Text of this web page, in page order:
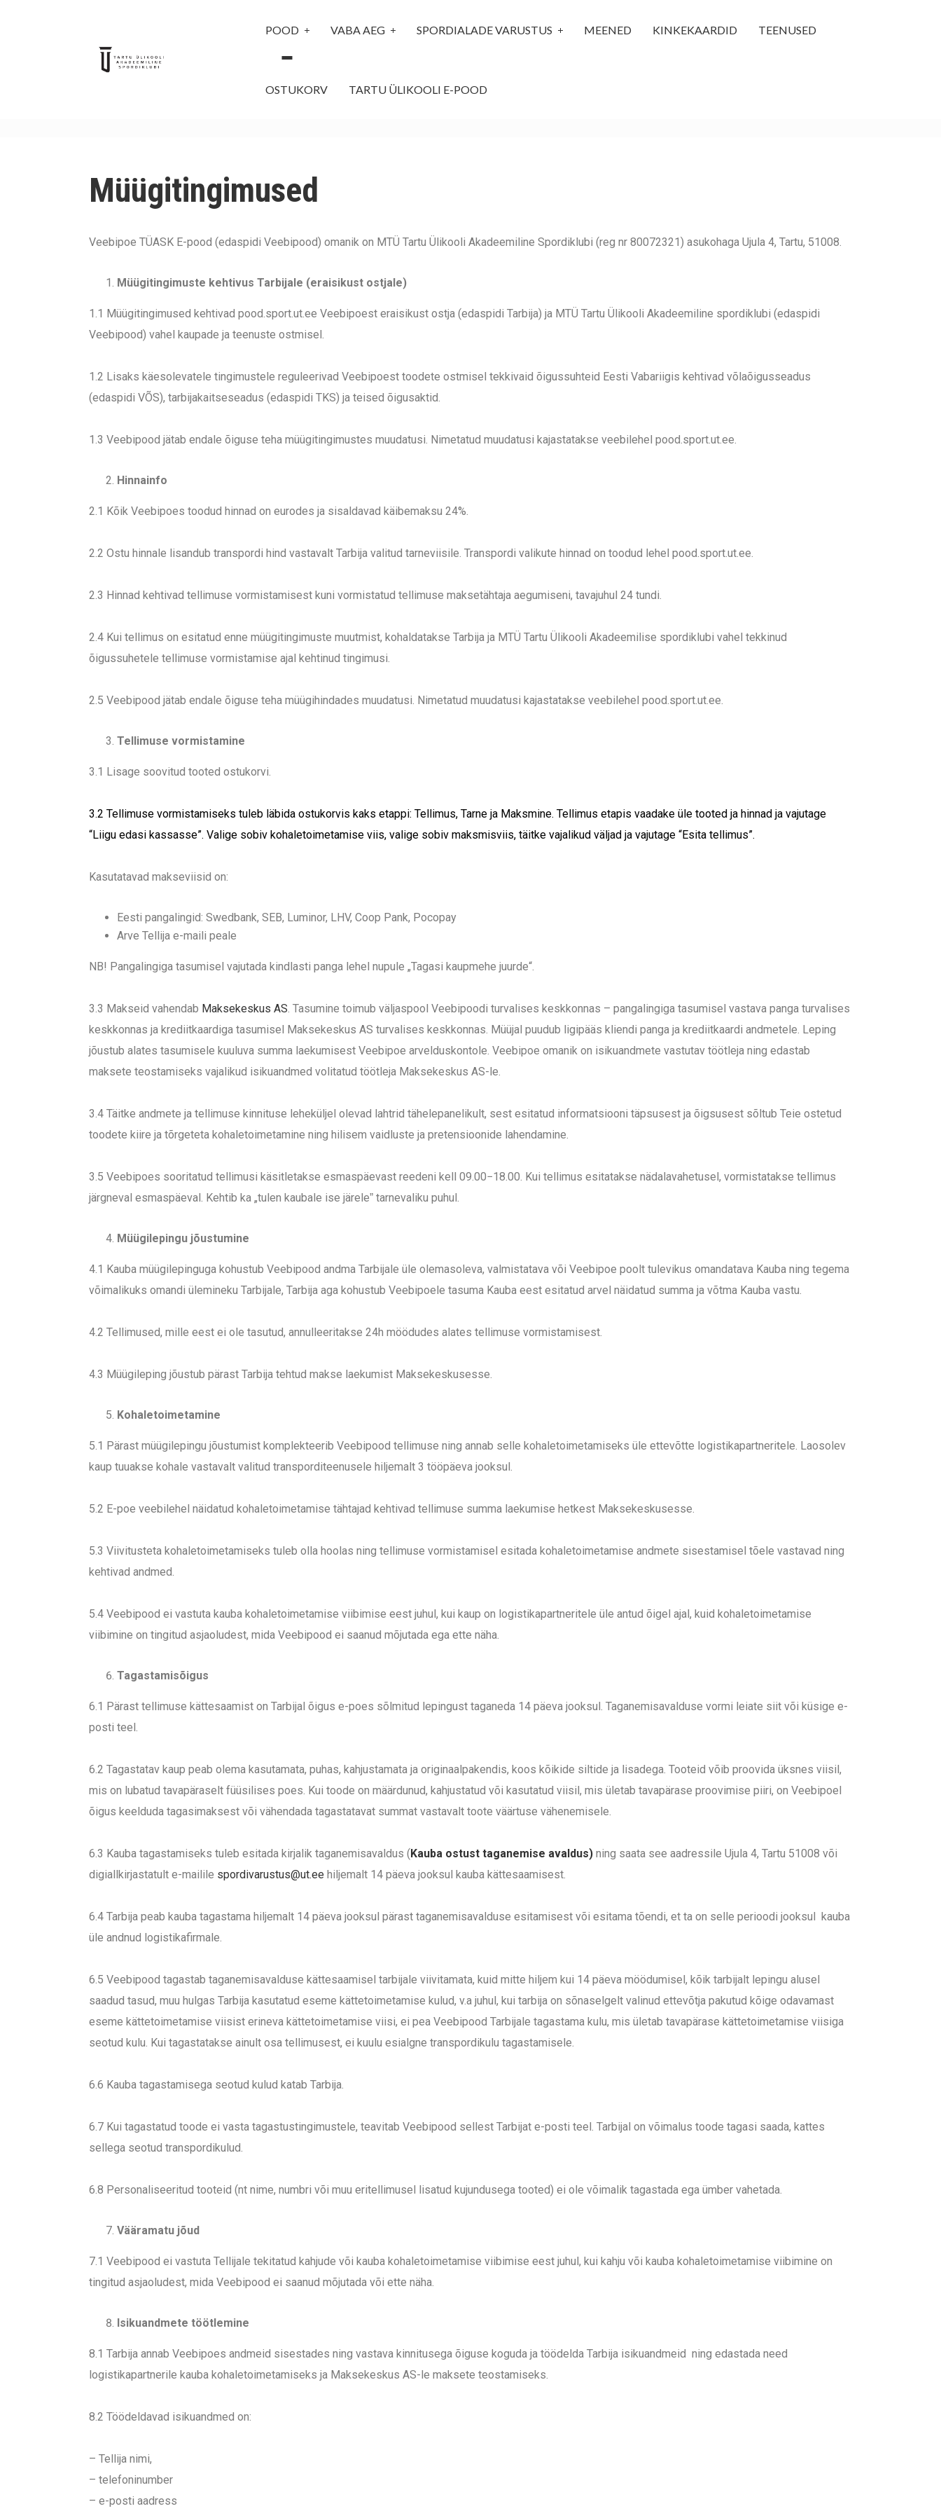
POOD VABA AEG SPORDIALADE VARUSTUS MEENED KINKEKAARDID TEENUSED
OSTUKORV TARTU ÜLIKOOLI E-POOD
Müügitingimused
Veebipoe TÜASK E-pood (edaspidi Veebipood) omanik on MTÜ Tartu Ülikooli Akadeemiline Spordiklubi (reg nr 80072321) asukohaga Ujula 4, Tartu, 51008.
Müügitingimuste kehtivus Tarbijale (eraisikust ostjale)
1.1 Müügitingimused kehtivad pood.sport.ut.ee Veebipoest eraisikust ostja (edaspidi Tarbija) ja MTÜ Tartu Ülikooli Akadeemiline spordiklubi (edaspidi
Veebipood) vahel kaupade ja teenuste ostmisel.
1.2 Lisaks käesolevatele tingimustele reguleerivad Veebipoest toodete ostmisel tekkivaid õigussuhteid Eesti Vabariigis kehtivad võlaõigusseadus
(edaspidi VÕS), tarbijakaitseseadus (edaspidi TKS) ja teised õigusaktid.
1.3 Veebipood jätab endale õiguse teha müügitingimustes muudatusi. Nimetatud muudatusi kajastatakse veebilehel pood.sport.ut.ee.
Hinnainfo
2.1 Kõik Veebipoes toodud hinnad on eurodes ja sisaldavad käibemaksu 24%.
2.2 Ostu hinnale lisandub transpordi hind vastavalt Tarbija valitud tarneviisile. Transpordi valikute hinnad on toodud lehel pood.sport.ut.ee.
2.3 Hinnad kehtivad tellimuse vormistamisest kuni vormistatud tellimuse maksetähtaja aegumiseni, tavajuhul 24 tundi.
2.4 Kui tellimus on esitatud enne müügitingimuste muutmist, kohaldatakse Tarbija ja MTÜ Tartu Ülikooli Akadeemilise spordiklubi vahel tekkinud
õigussuhetele tellimuse vormistamise ajal kehtinud tingimusi.
2.5 Veebipood jätab endale õiguse teha müügihindades muudatusi. Nimetatud muudatusi kajastatakse veebilehel pood.sport.ut.ee.
Tellimuse vormistamine
3.1 Lisage soovitud tooted ostukorvi.
3.2 Tellimuse vormistamiseks tuleb läbida ostukorvis kaks etappi: Tellimus, Tarne ja Maksmine. Tellimus etapis vaadake üle tooted ja hinnad ja vajutage
“Liigu edasi kassasse”. Valige sobiv kohaletoimetamise viis, valige sobiv maksmisviis, täitke vajalikud väljad ja vajutage “Esita tellimus”.
Kasutatavad makseviisid on:
Eesti pangalingid: Swedbank, SEB, Luminor, LHV, Coop Pank, Pocopay
Arve Tellija e-maili peale
NB! Pangalingiga tasumisel vajutada kindlasti panga lehel nupule „Tagasi kaupmehe juurde“.
3.3 Makseid vahendab Maksekeskus AS. Tasumine toimub väljaspool Veebipoodi turvalises keskkonnas – pangalingiga tasumisel vastava panga turvalises
keskkonnas ja krediitkaardiga tasumisel Maksekeskus AS turvalises keskkonnas. Müüjal puudub ligipääs kliendi panga ja krediitkaardi andmetele. Leping
jõustub alates tasumisele kuuluva summa laekumisest Veebipoe arvelduskontole. Veebipoe omanik on isikuandmete vastutav töötleja ning edastab
maksete teostamiseks vajalikud isikuandmed volitatud töötleja Maksekeskus AS-le.
3.4 Täitke andmete ja tellimuse kinnituse leheküljel olevad lahtrid tähelepanelikult, sest esitatud informatsiooni täpsusest ja õigsusest sõltub Teie ostetud
toodete kiire ja tõrgeteta kohaletoimetamine ning hilisem vaidluste ja pretensioonide lahendamine.
3.5 Veebipoes sooritatud tellimusi käsitletakse esmaspäevast reedeni kell 09.00−18.00. Kui tellimus esitatakse nädalavahetusel, vormistatakse tellimus
järgneval esmaspäeval. Kehtib ka „tulen kaubale ise järeleˮ tarnevaliku puhul.
Müügilepingu jõustumine
4.1 Kauba müügilepinguga kohustub Veebipood andma Tarbijale üle olemasoleva, valmistatava või Veebipoe poolt tulevikus omandatava Kauba ning tegema
võimalikuks omandi ülemineku Tarbijale, Tarbija aga kohustub Veebipoele tasuma Kauba eest esitatud arvel näidatud summa ja võtma Kauba vastu.
4.2 Tellimused, mille eest ei ole tasutud, annulleeritakse 24h möödudes alates tellimuse vormistamisest.
4.3 Müügileping jõustub pärast Tarbija tehtud makse laekumist Maksekeskusesse.
Kohaletoimetamine
5.1 Pärast müügilepingu jõustumist komplekteerib Veebipood tellimuse ning annab selle kohaletoimetamiseks üle ettevõtte logistikapartneritele. Laosolev
kaup tuuakse kohale vastavalt valitud transporditeenusele hiljemalt 3 tööpäeva jooksul.
5.2 E-poe veebilehel näidatud kohaletoimetamise tähtajad kehtivad tellimuse summa laekumise hetkest Maksekeskusesse.
5.3 Viivitusteta kohaletoimetamiseks tuleb olla hoolas ning tellimuse vormistamisel esitada kohaletoimetamise andmete sisestamisel tõele vastavad ning
kehtivad andmed.
5.4 Veebipood ei vastuta kauba kohaletoimetamise viibimise eest juhul, kui kaup on logistikapartneritele üle antud õigel ajal, kuid kohaletoimetamise
viibimine on tingitud asjaoludest, mida Veebipood ei saanud mõjutada ega ette näha.
Tagastamisõigus
6.1 Pärast tellimuse kättesaamist on Tarbijal õigus e-poes sõlmitud lepingust taganeda 14 päeva jooksul. Taganemisavalduse vormi leiate siit või küsige e-
posti teel.
6.2 Tagastatav kaup peab olema kasutamata, puhas, kahjustamata ja originaalpakendis, koos kõikide siltide ja lisadega. Tooteid võib proovida üksnes viisil,
mis on lubatud tavapäraselt füüsilises poes. Kui toode on määrdunud, kahjustatud või kasutatud viisil, mis ületab tavapärase proovimise piiri, on Veebipoel
õigus keelduda tagasimaksest või vähendada tagastatavat summat vastavalt toote väärtuse vähenemisele.
6.3 Kauba tagastamiseks tuleb esitada kirjalik taganemisavaldus (Kauba ostust taganemise avaldus) ning saata see aadressile Ujula 4, Tartu 51008 või
digiallkirjastatult e-mailile spordivarustus@ut.ee hiljemalt 14 päeva jooksul kauba kättesaamisest.
6.4 Tarbija peab kauba tagastama hiljemalt 14 päeva jooksul pärast taganemisavalduse esitamisest või esitama tõendi, et ta on selle perioodi jooksul kauba
üle andnud logistikafirmale.
6.5 Veebipood tagastab taganemisavalduse kättesaamisel tarbijale viivitamata, kuid mitte hiljem kui 14 päeva möödumisel, kõik tarbijalt lepingu alusel
saadud tasud, muu hulgas Tarbija kasutatud eseme kättetoimetamise kulud, v.a juhul, kui tarbija on sõnaselgelt valinud ettevõtja pakutud kõige odavamast
eseme kättetoimetamise viisist erineva kättetoimetamise viisi, ei pea Veebipood Tarbijale tagastama kulu, mis ületab tavapärase kättetoimetamise viisiga
seotud kulu. Kui tagastatakse ainult osa tellimusest, ei kuulu esialgne transpordikulu tagastamisele.
6.6 Kauba tagastamisega seotud kulud katab Tarbija.
6.7 Kui tagastatud toode ei vasta tagastustingimustele, teavitab Veebipood sellest Tarbijat e-posti teel. Tarbijal on võimalus toode tagasi saada, kattes
sellega seotud transpordikulud.
6.8 Personaliseeritud tooteid (nt nime, numbri või muu eritellimusel lisatud kujundusega tooted) ei ole võimalik tagastada ega ümber vahetada.
Vääramatu jõud
7.1 Veebipood ei vastuta Tellijale tekitatud kahjude või kauba kohaletoimetamise viibimise eest juhul, kui kahju või kauba kohaletoimetamise viibimine on
tingitud asjaoludest, mida Veebipood ei saanud mõjutada või ette näha.
Isikuandmete töötlemine
8.1 Tarbija annab Veebipoes andmeid sisestades ning vastava kinnitusega õiguse koguda ja töödelda Tarbija isikuandmeid ning edastada need
logistikapartnerile kauba kohaletoimetamiseks ja Maksekeskus AS-le maksete teostamiseks.
8.2 Töödeldavad isikuandmed on:
– Tellija nimi,
– telefoninumber
– e-posti aadress